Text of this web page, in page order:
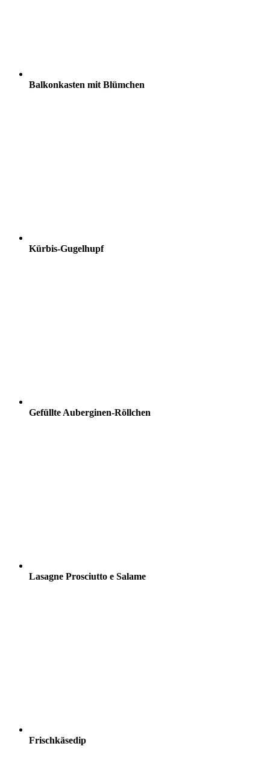
Balkonkasten mit Blümchen
Kürbis-Gugelhupf
Gefüllte Auberginen-Röllchen
Lasagne Prosciutto e Salame
Frischkäsedip